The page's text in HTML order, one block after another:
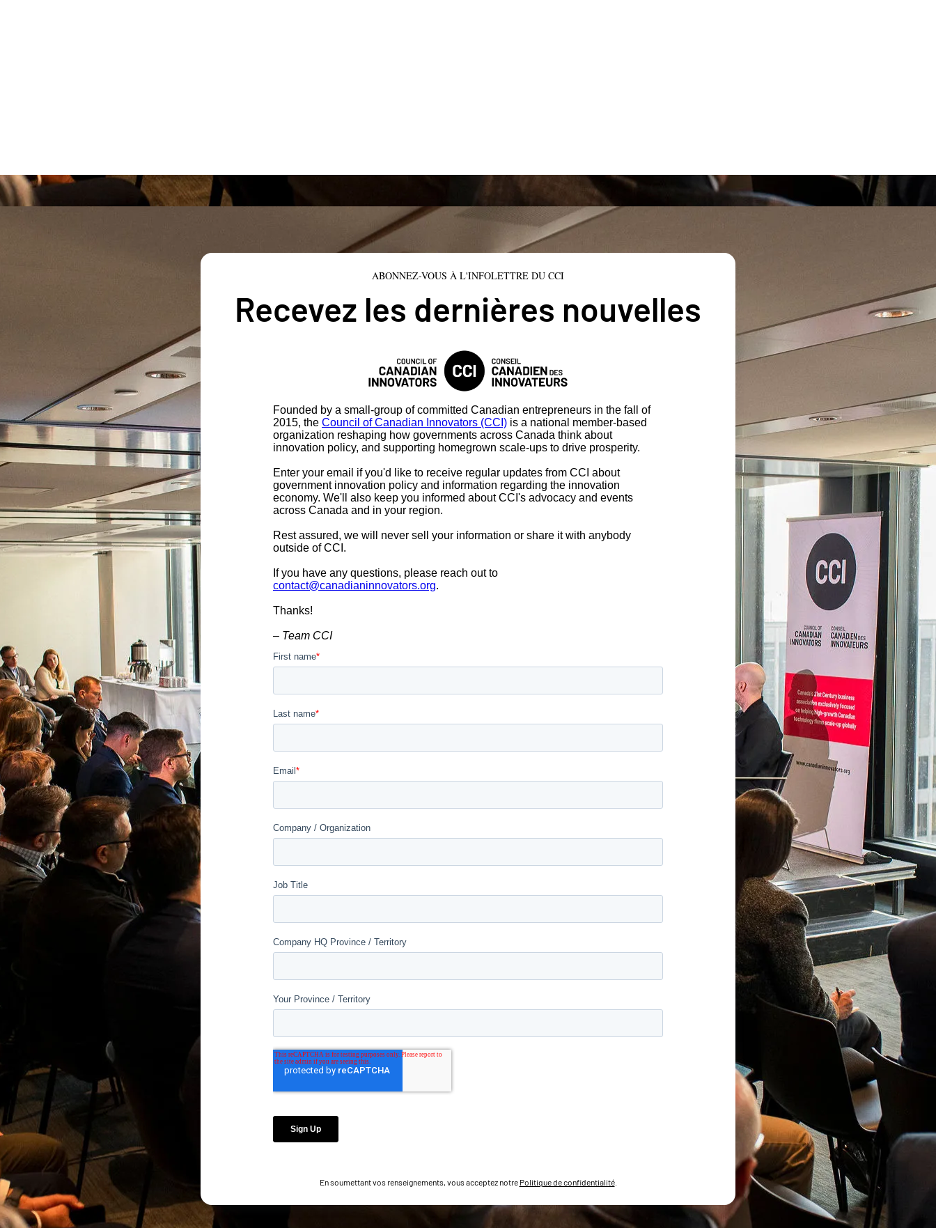
ABONNEZ-VOUS À L'INFOLETTRE DU CCI
Recevez les dernières nouvelles
En soumettant vos renseignements, vous acceptez notre Politique de confidentialité.